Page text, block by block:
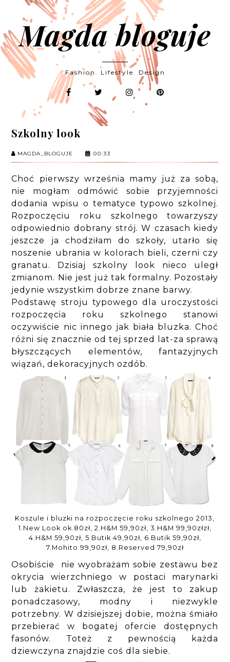
Magda bloguje
Fashion. Lifestyle. Design
Szkolny look
MAGDA_BLOGUJE 00:33
Choć pierwszy września mamy już za sobą,
nie mogłam odmówić sobie przyjemności
dodania wpisu o tematyce typowo szkolnej.
Rozpoczęciu roku szkolnego towarzyszy
odpowiednio dobrany strój. W czasach kiedy
jeszcze ja chodziłam do szkoły, utarło się
noszenie ubrania w kolorach bieli, czerni czy
granatu. Dzisiaj szkolny look nieco uległ
zmianom. Nie jest już tak formalny. Pozostały
jedynie wszystkim dobrze znane barwy.
Podstawę stroju typowego dla uroczystości
rozpoczęcia roku szkolnego stanowi
oczywiście nic innego jak biała bluzka. Choć
różni się znacznie od tej sprzed lat-za sprawą
błyszczących elementów, fantazyjnych
wiązań, dekoracyjnych ozdób.
Koszule i bluzki na rozpoczęcie roku szkolnego 2013,
1.New Look ok.80zł, 2.H&M 59,90zł, 3.H&M 99,90złzł,
4.H&M 59,90zł, 5.Butik 49,90zł, 6.Butik 59,90zł,
7.Mohito 99,90zł, 8.Reserved 79,90zł
Osobiście nie wyobrażam sobie zestawu bez
okrycia wierzchniego w postaci marynarki
lub żakietu. Zwłaszcza, że jest to zakup
ponadczasowy, modny i niezwykle
potrzebny. W dzisiejszej dobie, można śmiało
przebierać w bogatej ofercie dostępnych
fasonów. Toteż z pewnością każda
dziewczyna znajdzie coś dla siebie.